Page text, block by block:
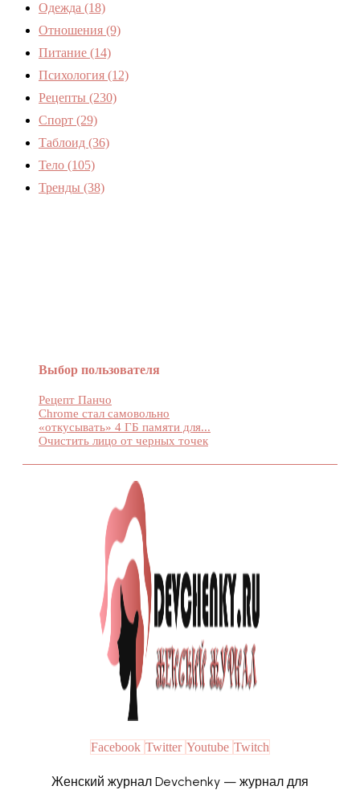
Одежда (18)
Отношения (9)
Питание (14)
Психология (12)
Рецепты (230)
Спорт (29)
Таблоид (36)
Тело (105)
Тренды (38)
Выбор пользователя
Рецепт Панчо
Chrome стал самовольно
«откусывать» 4 ГБ памяти для...
Очистить лицо от черных точек
Facebook Twitter Youtube Twitch
Женский журнал Devchenky — журнал для